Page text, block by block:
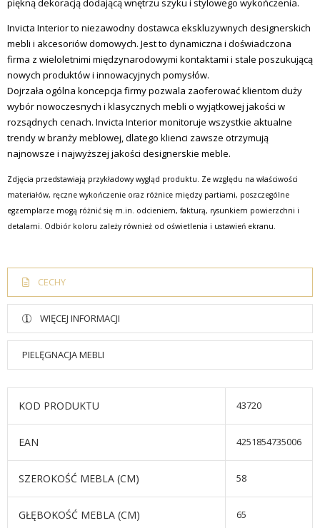
piękną dekoracją dodającą wnętrzu szyku i stylowego wykończenia.
Invicta Interiorto niezawodny dostawca ekskluzywnych designerskich
mebli i akcesoriów domowych. Jest to dynamiczna i doświadczona
firma z wieloletnimi międzynarodowymi kontaktami i stale poszukującą
nowych produktów i innowacyjnych pomysłów.
Dojrzała ogólna koncepcja firmy pozwala zaoferować klientom duży
wybór nowoczesnych i klasycznych mebli o wyjątkowej jakości w
rozsądnych cenach. Invicta Interior monitoruje wszystkie aktualne
trendy w branży meblowej, dlatego klienci zawsze otrzymują
najnowsze i najwyższej jakości designerskie meble.
Zdjęcia przedstawiają przykładowy wygląd produktu. Ze względu na właściwości
materiałów, ręczne wykończenie oraz różnice między partiami, poszczególne
egzemplarze mogą różnić się m.in. odcieniem, fakturą, rysunkiem powierzchni i
detalami. Odbiór koloru zależy również od oświetlenia i ustawień ekranu.
CECHY
WIĘCEJ INFORMACJI
PIELĘGNACJA MEBLI
KOD PRODUKTU 43720
EAN 4251854735006
SZEROKOŚĆ MEBLA (CM) 58
GŁĘBOKOŚĆ MEBLA (CM) 65